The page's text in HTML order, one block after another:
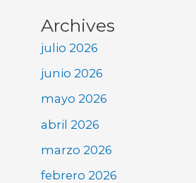
Archives
julio 2026
junio 2026
mayo 2026
abril 2026
marzo 2026
febrero 2026